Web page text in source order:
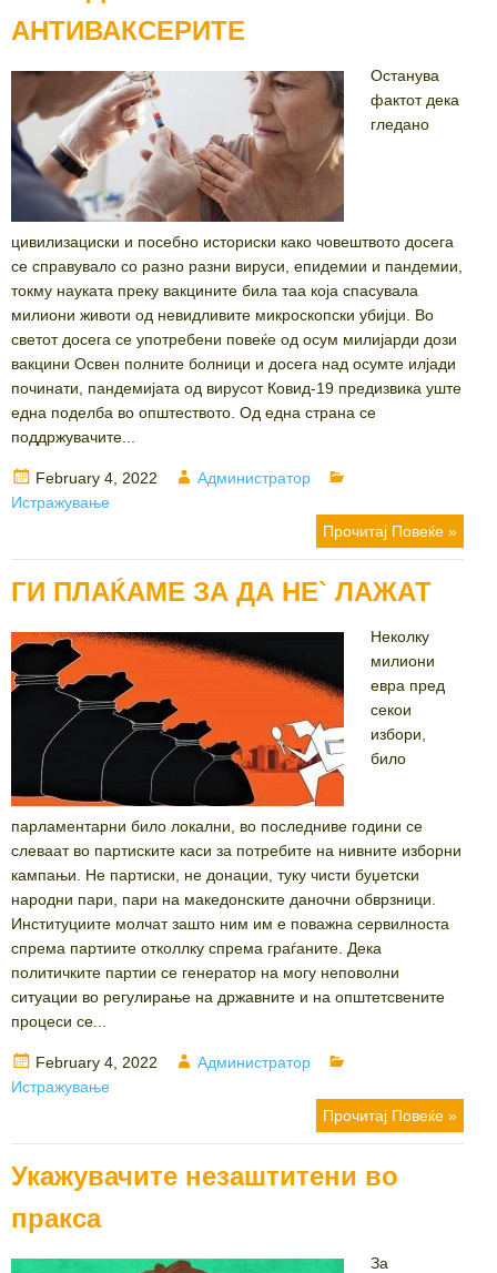
АНТИВАКСЕРИТЕ
Останува
фактот дека
гледано
цивилизациски и посебно историски како човештвото досега
се справувало со разно разни вируси, епидемии и пандемии,
токму науката преку вакцините била таа која спасувала
милиони животи од невидливите микроскопски убијци. Во
светот досега се употребени повеќе од осум милијарди дози
вакцини Освен полните болници и досега над осумте илјади
починати, пандемијата од вирусот Ковид-19 предизвика уште
една поделба во општеството. Од една страна се
поддржувачите...
Posted
on
February 4, 2022 Author
Администратор
Истражување
Прочитај Повеќе »
ГИ ПЛАЌАМЕ ЗА ДА НЕ` ЛАЖАТ
Неколку
милиони
евра пред
секои
избори,
било
парламентарни било локални, во последниве години се
слеваат во партиските каси за потребите на нивните изборни
кампањи. Не партиски, не донации, туку чисти буџетски
народни пари, пари на македонските даночни обврзници.
Институциите молчат зашто ним им е поважна сервилноста
спрема партиите отколлку спрема граѓаните. Дека
политичките партии се генератор на могу неповолни
ситуации во регулирање на државните и на општетсвените
процеси се...
Posted
on
February 4, 2022 Author
Администратор
Истражување
Прочитај Повеќе »
Укажувачите незаштитени во
пракса
За